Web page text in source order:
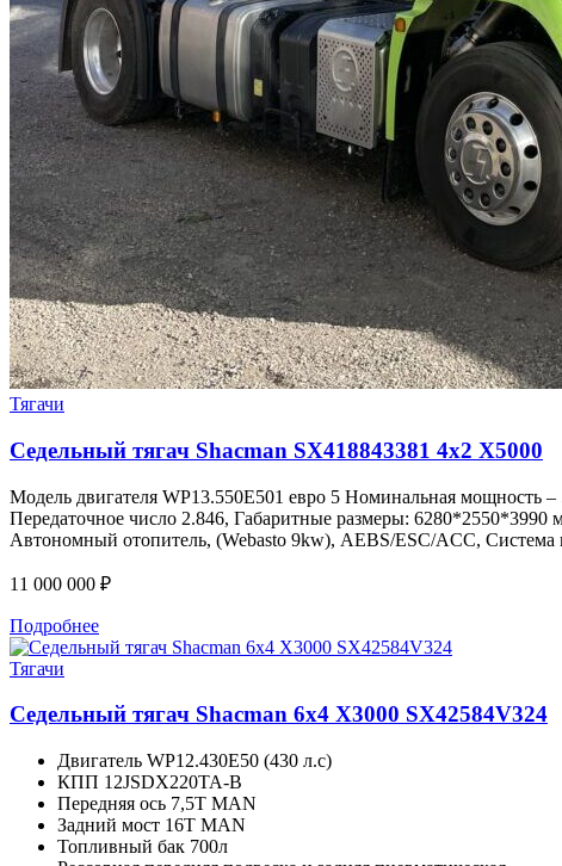
Тягачи
Седельный тягач Shacman SX418843381 4x2 X5000
Модель двигателя WP13.550E501 евро 5 Номинальная
Передаточное число 2.846, Габаритные размеры:
Автономный отопитель, (Webasto 9kw), AEBS/ESC/ACC,
11 000 000 ₽
Подробнее
Тягачи
Седельный тягач Shacman 6x4 X3000 SX42584V324
Двигатель WP12.430E50 (430 л.с)
КПП 12JSDX220TA-B
Передняя ось 7,5Т MAN
Задний мост 16Т MAN
Топливный бак 700л